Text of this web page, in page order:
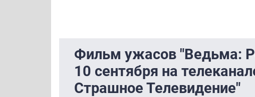
Фильм ужасов "Ведьма:
10 сентября на
Страшное Телевидение"